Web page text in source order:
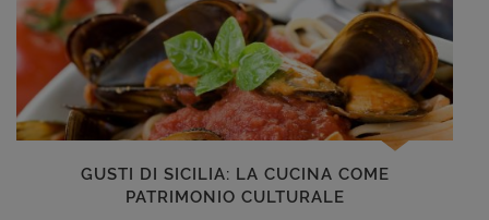
GUSTI DI SICILIA: LA CUCINA COME
PATRIMONIO CULTURALE